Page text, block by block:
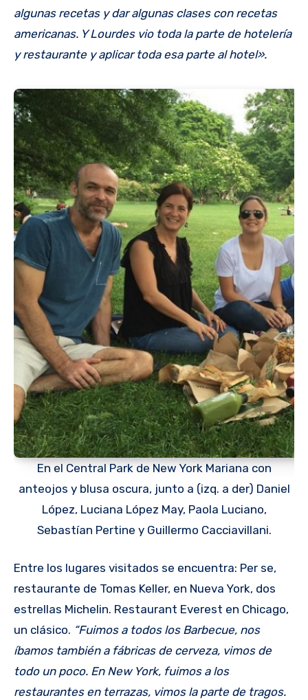
algunas recetas y dar algunas clases con recetas
americanas. Y Lourdes vio toda la parte de hotelería
y restaurante y aplicar toda esa parte al hotel».
En el Central Park de New York Mariana con
anteojos y blusa oscura, junto a (izq. a der) Daniel
López, Luciana López May, Paola Luciano,
Sebastían Pertine y Guillermo Cacciavillani.
Entre los lugares visitados se encuentra: Per se,
restaurante de Tomas Keller, en Nueva York, dos
estrellas Michelin. Restaurant Everest en Chicago,
un clásico. “Fuimos a todos los Barbecue, nos
íbamos también a fábricas de cerveza, vimos de
todo un poco. En New York, fuimos a los
restaurantes en terrazas, vimos la parte de tragos.